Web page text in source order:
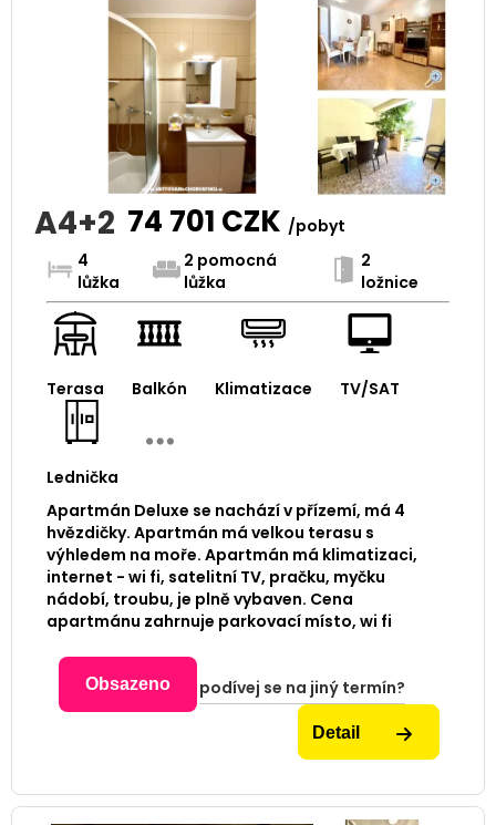
A4+2 74 701 CZK /pobyt
4
lůžka
2 pomocná
lůžka
2
ložnice
Terasa Balkón Klimatizace TV/SAT
Lednička
Apartmán Deluxe se nachází v přízemí, má 4
hvězdičky. Apartmán má velkou terasu s
výhledem na moře. Apartmán má klimatizaci,
internet - wi fi, satelitní TV, pračku, myčku
nádobí, troubu, je plně vybaven. Cena
apartmánu zahrnuje parkovací místo, wi fi
Obsazeno podívej se na jiný termín?
Detail